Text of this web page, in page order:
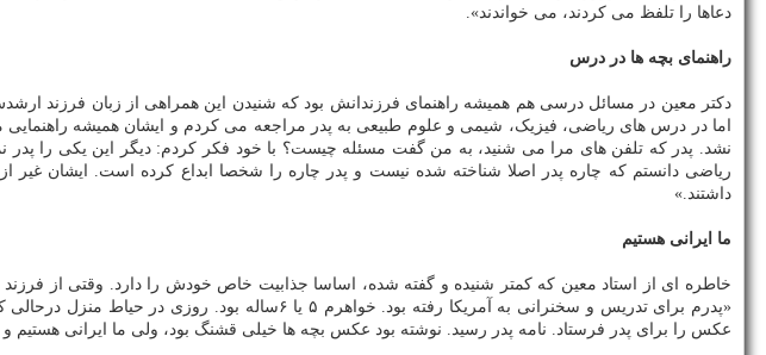
دعاها را تلفظ می کردند، می خواندند».
راهنمای بچه ها در درس
دکتر معین در مسائل درسی هم همیشه راهنمای فرزندانش بود که شنیدن این همراهی از زبان فرزند
اما در درس های ریاضی، فیزیک، شیمی و علوم طبیعی به پدر مراجعه می کردم و ایشان همیشه
نشد. پدر که تلفن های مرا می شنید، به من گفت مسئله چیست؟ با خود فکر کردم: دیگر این یکی را پدر
ریاضی دانستم که چاره پدر اصلا شناخته شده نیست و پدر چاره را شخصا ابداع کرده است. ایشان
داشتند.»
ما ایرانی هستیم
خاطره ای از استاد معین که کمتر شنیده و گفته شده، اساسا جذابیت خاص خودش را دارد. وقتی از فرزند
«پدرم برای تدریس و سخنرانی به آمریکا رفته بود.
عکس را برای پدر فرستاد. نامه پدر رسید. نوشته بود عکس بچه ها خیلی قشنگ بود، ولی ما ایرانی هستیم و